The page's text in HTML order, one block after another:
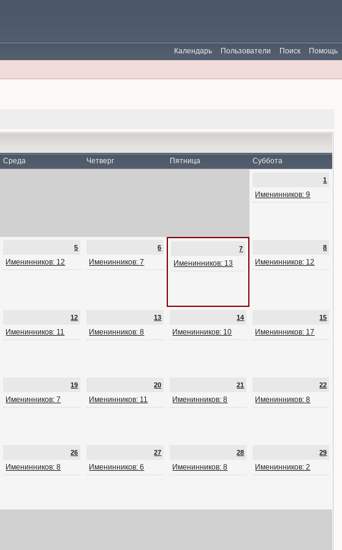
Помощь
Поиск
Пользователи
Календарь
Среда Четверг Пятница Суббота
1
Именинников: 9
5
Именинников: 12
6
Именинников: 7
7
Именинников: 13
8
Именинников: 12
12
Именинников: 11
13
Именинников: 8
14
Именинников: 10
15
Именинников: 17
19
Именинников: 7
20
Именинников: 11
21
Именинников: 8
22
Именинников: 8
26
Именинников: 8
27
Именинников: 6
28
Именинников: 8
29
Именинников: 2